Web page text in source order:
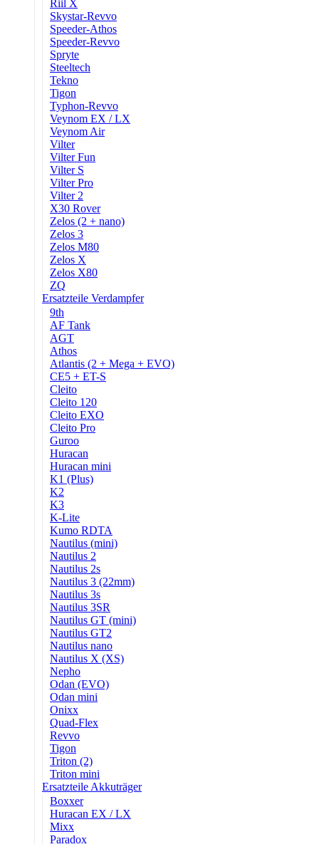
Riil X
Skystar-Revvo
Speeder-Athos
Speeder-Revvo
Spryte
Steeltech
Tekno
Tigon
Typhon-Revvo
Veynom EX / LX
Veynom Air
Vilter
Vilter Fun
Vilter S
Vilter Pro
Vilter 2
X30 Rover
Zelos (2 + nano)
Zelos 3
Zelos M80
Zelos X
Zelos X80
ZQ
Ersatzteile Verdampfer
9th
AF Tank
AGT
Athos
Atlantis (2 + Mega + EVO)
CE5 + ET-S
Cleito
Cleito 120
Cleito EXO
Cleito Pro
Guroo
Huracan
Huracan mini
K1 (Plus)
K2
K3
K-Lite
Kumo RDTA
Nautilus (mini)
Nautilus 2
Nautilus 2s
Nautilus 3 (22mm)
Nautilus 3s
Nautilus 3SR
Nautilus GT (mini)
Nautilus GT2
Nautilus nano
Nautilus X (XS)
Nepho
Odan (EVO)
Odan mini
Onixx
Quad-Flex
Revvo
Tigon
Triton (2)
Triton mini
Ersatzteile Akkuträger
Boxxer
Huracan EX / LX
Mixx
Paradox